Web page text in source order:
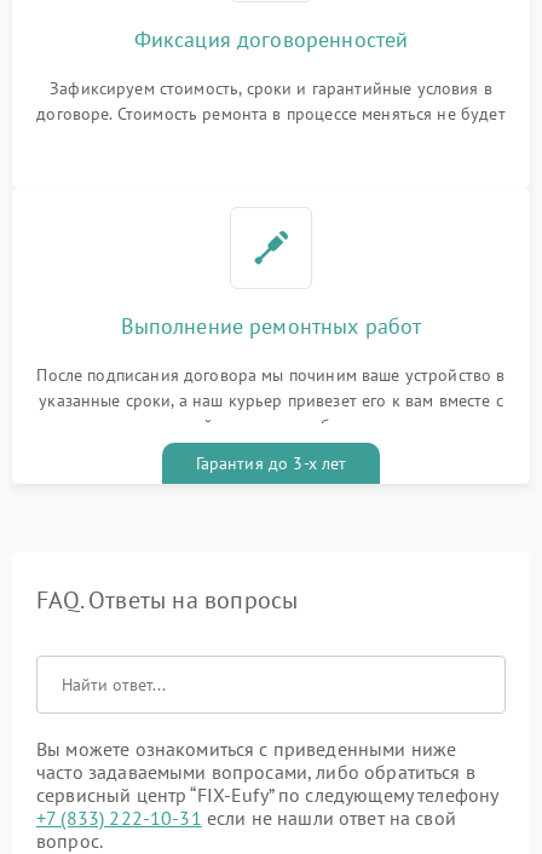
Фиксация договоренностей
Зафиксируем стоимость, сроки и гарантийные условия в
договоре. Стоимость ремонта в процессе меняться не будет
Выполнение ремонтных работ
После подписания договора мы починим ваше устройство в
указанные сроки, а наш курьер привезет его к вам вместе с
гарантийным талоном бесплатно
Гарантия до 3-х лет
FAQ. Ответы на вопросы
Вы можете ознакомиться с приведенными ниже
часто задаваемыми вопросами, либо обратиться в
сервисный центр “FIX-Eufy” по следующему телефону
+7 (833) 222-10-31 если не нашли ответ на свой
вопрос.